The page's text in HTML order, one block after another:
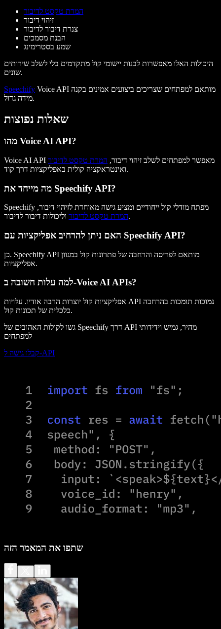
המרת טקסט לדיבור
זיהוי דיבור
צנרת דיבור לדיבור
הבנת מסמכים
שמע בסטרימינג
היכולות האלו מאפשרות לבנות יישומי קול מתקדמים בלי לשלב שירותים
שונים.
Speechify Voice API מותאם למפתחים שצריכים ביצועים אמינים בקנה
מידה גדול.
שאלות נפוצות
מהו Voice AI API?
Voice AI API מאפשר למפתחים לשלב זיהוי דיבור, המרת טקסט לדיבור
ואינטראקציה קולית באפליקציות דרך קוד.
מה מייחד את Speechify API?
Speechify מפתח מודלי קול ייחודיים ומציע גישה מאוחדת לזיהוי דיבור,
המרת טקסט לדיבורוליכולות דיבור לדיבור.
האם ניתן להרחיב אפליקציות עם Speechify API?
כן. Speechify API מותאם לפריסה והרחבה של פתרונות קול במגוון
אפליקציות.
למה עלות חשובה ב-Voice AI APIs?
אפליקציות קול יוצרות הרבה אודיו. עלויות API נמוכות תומכות בהרחבה
כלכלית של תכונות קול.
גשו לקולות האהובים של Speechify דרך API מהיר, גמיש וידידותי
למפתחים
קבלו גישה ל-API
שתפו את המאמר הזה